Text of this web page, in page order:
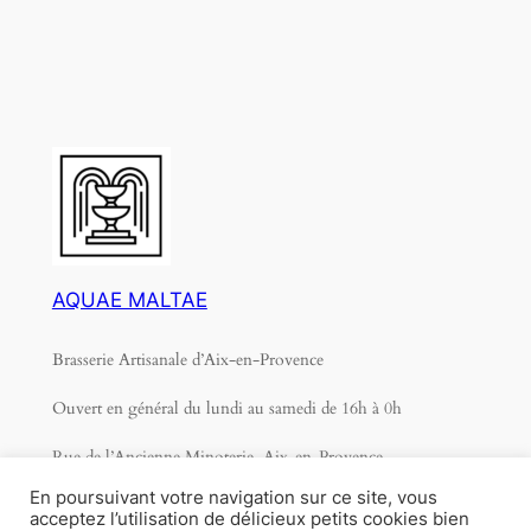
AQUAE MALTAE
Brasserie Artisanale d’Aix-en-Provence
Ouvert en général du lundi au samedi de 16h à 0h
Rue de l’Ancienne Minoterie, Aix-en-Provence
04 42 21 37 03 contact2@aquaemaltae.com
En poursuivant votre navigation sur ce site, vous
acceptez l’utilisation de délicieux petits cookies bien